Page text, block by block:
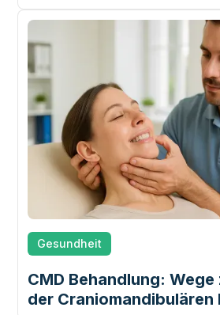
Gesundheit
CMD Behandlung:
der